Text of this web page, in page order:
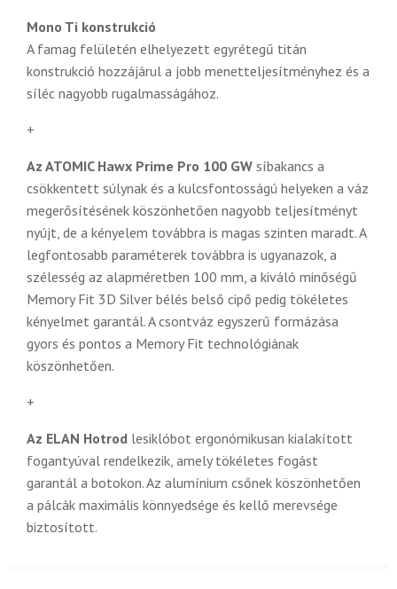
Mono Ti konstrukció
A famag felületén elhelyezett egyrétegű titán
konstrukció hozzájárul a jobb menetteljesítményhez és a
síléc nagyobb rugalmasságához.
+
Az ATOMIC Hawx Prime Pro 100 GW síbakancs a
csökkentett súlynak és a kulcsfontosságú helyeken a váz
megerősítésének köszönhetően nagyobb teljesítményt
nyújt, de a kényelem továbbra is magas szinten maradt. A
legfontosabb paraméterek továbbra is ugyanazok, a
szélesség az alapméretben 100 mm, a kiváló minőségű
Memory Fit 3D Silver bélés belső cipő pedig tökéletes
kényelmet garantál. A csontváz egyszerű formázása
gyors és pontos a Memory Fit technológiának
köszönhetően.
+
Az ELAN Hotrod lesiklóbot ergonómikusan kialakított
fogantyúval rendelkezik, amely tökéletes fogást
garantál a botokon. Az alumínium csőnek köszönhetően
a pálcák maximális könnyedsége és kellő merevsége
biztosított.